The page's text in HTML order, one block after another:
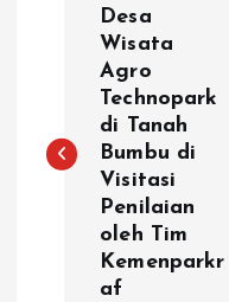
i
Desa
Wisata
Agro
Technopark
di Tanah
Bumbu di
Visitasi
Penilaian
oleh Tim
Kemenparkr
af